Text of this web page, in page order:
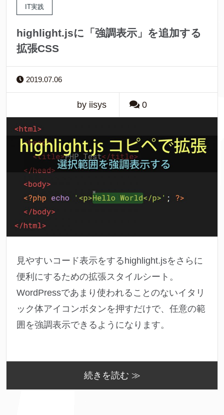
IT実践
highlight.jsに「強調表示」を追加する
拡張CSS
2019.07.06
by iisys 0
見やすいコード表示をするhighlight.jsをさらに
便利にするための拡張スタイルシート。
WordPressであまり使われることのないイタリ
ック体アイコンボタンを押すだけで、任意の範
囲を強調表示できるようになります。
続きを読む ≫